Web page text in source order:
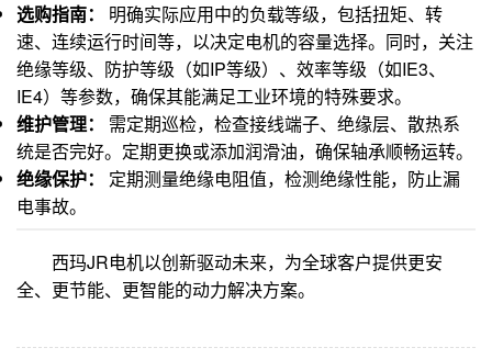
选购指南：
明确实际应用中的负载等级，包括扭矩、转
速、连续运行时间等，以决定电机的容量选择。同时，关注
绝缘等级、防护等级（如IP等级）、效率等级（如IE3、
IE4）等参数，确保其能满足工业环境的特殊要求。
维护管理：
需定期巡检，检查接线端子、绝缘层、散热系
统是否完好。定期更换或添加润滑油，确保轴承顺畅运转。
绝缘保护：
定期测量绝缘电阻值，检测绝缘性能，防止漏
电事故。
西玛JR电机以创新驱动未来，为全球客户提供更安
全、更节能、更智能的动力解决方案。